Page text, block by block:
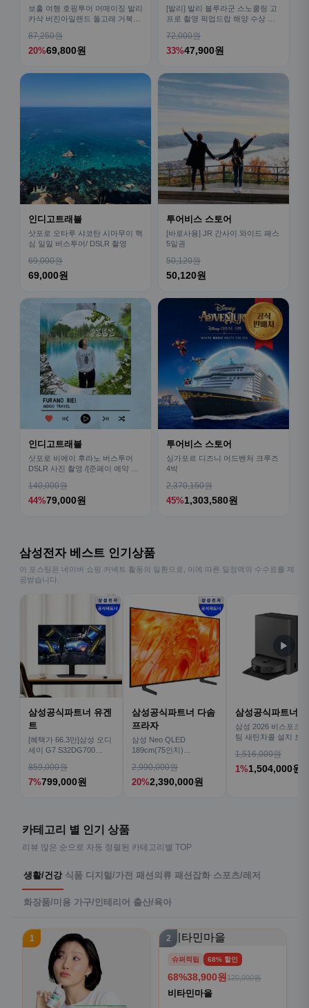
보홀 여행 호핑투어 어메이징 발리
카삭 버진아일랜드 돌고래 거북이
87,250원
20%69,800원
[발리] 발리 블루라군 스노쿨링 고
프로 촬영 픽업드랍 해양 수상 액
72,000원
33%47,900원
인디고트래블
삿포로 오타루 샤코탄 시마무이 핵
심 일일 버스투어/ DSLR 촬영
69,000원
69,000원
투어비스 스토어
[바로사용] JR 간사이 와이드 패스
5일권
50,120원
50,120원
인디고트래블
삿포로 비에이 후라노 버스투어
DSLR 사진 촬영 /[준페이 예약 식
140,000원
44%79,000원
투어비스 스토어
싱가포르 디즈니 어드벤처 크루즈
4박
2,370,150원
45%1,303,580원
삼성전자 베스트 인기상품
이 포스팅은 네이버 쇼핑 커넥트 활동의 일환으로, 이에 따른 일정액의 수수료를 제
공받습니다.
삼성공식파트너 유겐
트
[혜택가 66.3만]삼성 오디
세이 G7 S32DG700
859,000원
7%799,000원
삼성공식파트너 다솜
프라자
삼성 Neo QLED
189cm(75인치)
TV
2,990,000원
20%2,390,000원
삼성공식파트너
삼성 2026 비스포크
팀 새틴차콜 설치 보
1,516,000원
1%1,504,000원
▶
카테고리 별 인기 상품
리뷰 많은 순으로 자동 정렬된 카테고리별 TOP
생활/건강 식품 디지털/가전 패션의류 패션잡화 스포츠/레저
화장품/미용 가구/인테리어 출산/육아
1 2
슈퍼적립 68% 할인
68%38,900원 120,000원
비타민마을